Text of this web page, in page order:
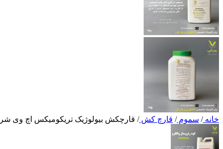
خانه/ سموم/ قارچ کش/ قارچکش بیولوژیک تریکومیکس اچ وی